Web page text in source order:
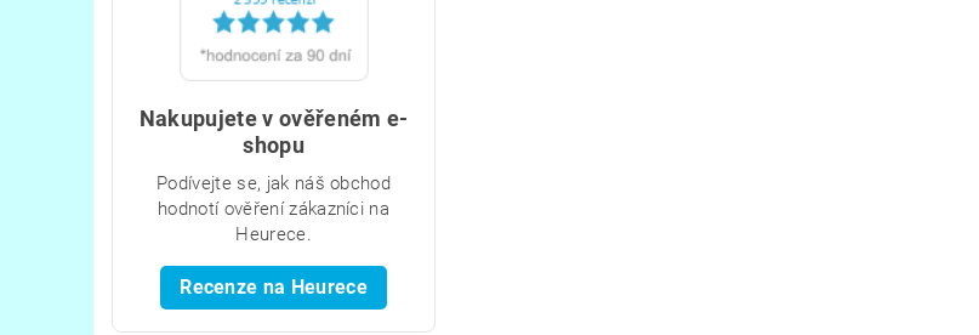
Nakupujete v ověřeném e-
shopu
Podívejte se, jak náš obchod
hodnotí ověření zákazníci na
Heurece.
Recenze na Heurece